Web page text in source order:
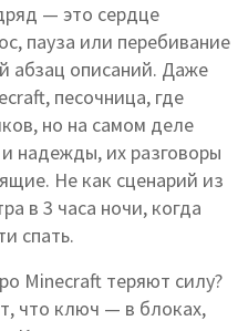
— это сердце
пауза или перебивание
абзац описаний. Даже
, песочница, где
но на самом деле
и надежды, их разговоры
Не как сценарий из
в 3 часа ночи, когда
спать.
Minecraft теряют силу?
что ключ — в блоках,